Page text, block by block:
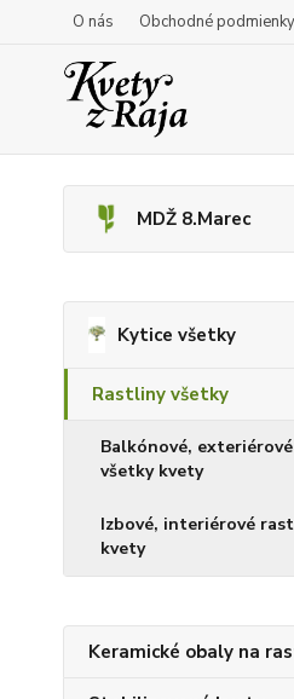
O nás Obchodné podmienky
MDŽ 8.Marec
Kytice všetky
Rastliny všetky
Balkónové,
všetky kvety
Izbové, interiérové
kvety
Keramické obaly na